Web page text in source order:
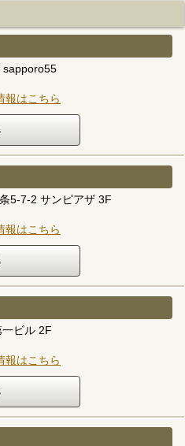
sapporo55
報はこちら
5-7-2 サンピアザ 3F
報はこちら
ビル 2F
報はこちら